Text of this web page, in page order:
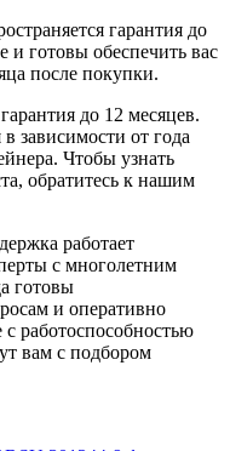
гарантия до
и готовы обеспечить вас
после покупки.
до 12 месяцев.
зависимости от года
Чтобы узнать
обратитесь к нашим
работает
с многолетним
готовы
и оперативно
работоспособностью
вам с подбором